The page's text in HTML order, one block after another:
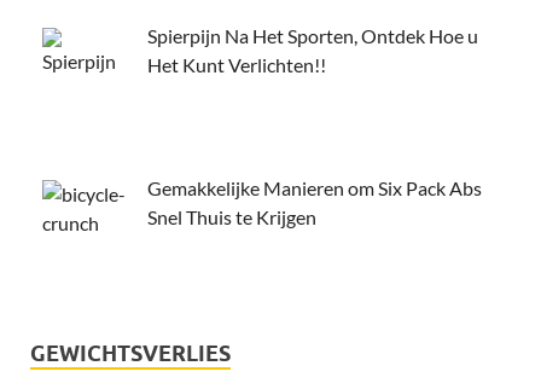
Spierpijn Na Het Sporten, Ontdek Hoe u
Het Kunt Verlichten!!
Gemakkelijke Manieren om Six Pack Abs
Snel Thuis te Krijgen
GEWICHTSVERLIES